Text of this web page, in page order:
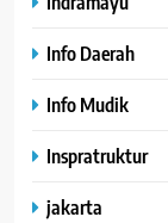
Info Daerah
Info Mudik
Inspratruktur
jakarta